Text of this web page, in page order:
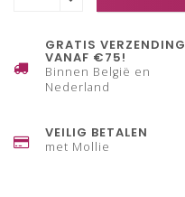
GRATIS VERZENDING
VANAF €75!
Binnen België en
Nederland
VEILIG BETALEN
met Mollie